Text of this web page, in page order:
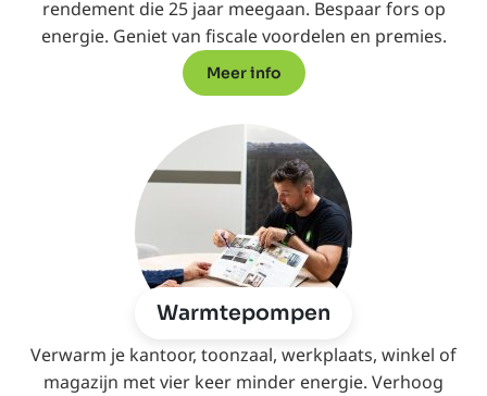
rendement die 25 jaar meegaan. Bespaar fors op
energie. Geniet van fiscale voordelen en premies.
Meer info
Warmtepompen
Verwarm je kantoor, toonzaal, werkplaats, winkel of
magazijn met vier keer minder energie. Verhoog